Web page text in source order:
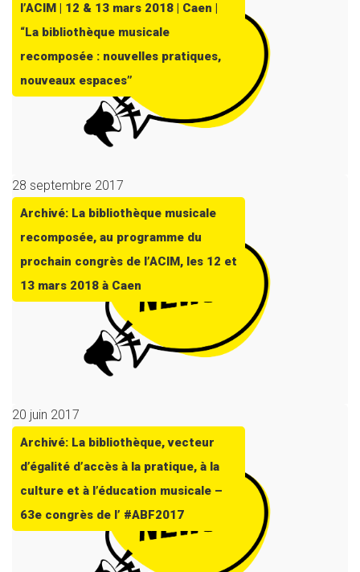
l’ACIM | 12 & 13 mars 2018 | Caen |
“La bibliothèque musicale
recomposée : nouvelles pratiques,
nouveaux espaces”
28 septembre 2017
Archivé: La bibliothèque musicale
recomposée, au programme du
prochain congrès de l’ACIM, les 12 et
13 mars 2018 à Caen
20 juin 2017
Archivé: La bibliothèque, vecteur
d’égalité d’accès à la pratique, à la
culture et à l’éducation musicale –
63e congrès de l’ #ABF2017